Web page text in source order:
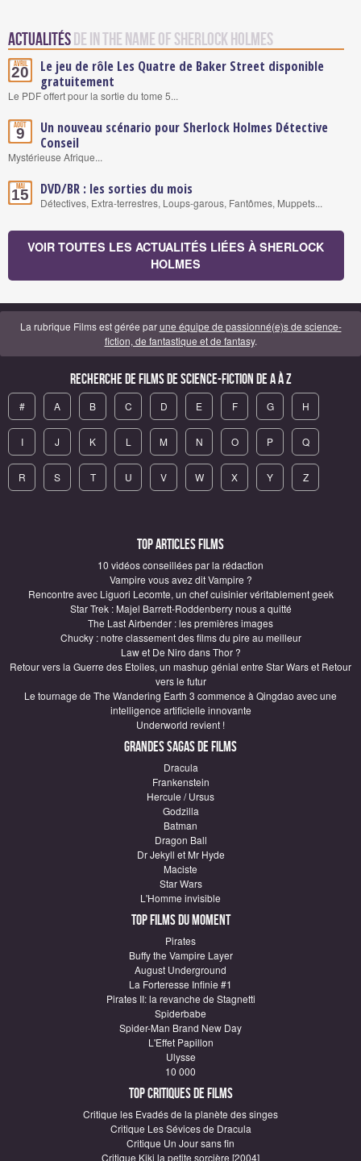
Actualités de In The Name of Sherlock Holmes
Avril
20
Le jeu de rôle Les Quatre de Baker Street disponible
gratuitement
Le PDF offert pour la sortie du tome 5...
Août
9
Un nouveau scénario pour Sherlock Holmes Détective
Conseil
Mystérieuse Afrique...
Mai
15 DVD/BR : les sorties du mois
Détectives, Extra-terrestres, Loups-garous, Fantômes, Muppets...
VOIR TOUTES LES ACTUALITÉS LIÉES À SHERLOCK
HOLMES
La rubrique Films est gérée parune équipe de passionné(e)s de science-
fiction, de fantastique et de fantasy.
Recherche de Films de science-fiction de A à Z
# A B C D E F G H
I J K L M N O P Q
R S T U V W X Y Z
Top articles Films
10 vidéos conseillées par la rédaction
Vampire vous avez dit Vampire ?
Rencontre avec Liguori Lecomte, un chef cuisinier véritablement geek
Star Trek : Majel Barrett-Roddenberry nous a quitté
The Last Airbender : les premières images
Chucky : notre classement des films du pire au meilleur
Law et De Niro dans Thor ?
Retour vers la Guerre des Etoiles, un mashup génial entre Star Wars et Retour
vers le futur
Le tournage de The Wandering Earth 3 commence à Qingdao avec une
intelligence artificielle innovante
Underworld revient !
Grandes sagas de Films
Dracula
Frankenstein
Hercule / Ursus
Godzilla
Batman
Dragon Ball
Dr Jekyll et Mr Hyde
Maciste
Star Wars
L'Homme invisible
Top Films du moment
Pirates
Buffy the Vampire Layer
August Underground
La Forteresse Infinie #1
Pirates II: la revanche de Stagnetti
Spiderbabe
Spider-Man Brand New Day
L'Effet Papillon
Ulysse
10 000
Top critiques de Films
Critique les Evadés de la planète des singes
Critique Les Sévices de Dracula
Critique Un Jour sans fin
Critique Kiki la petite sorcière [2004]